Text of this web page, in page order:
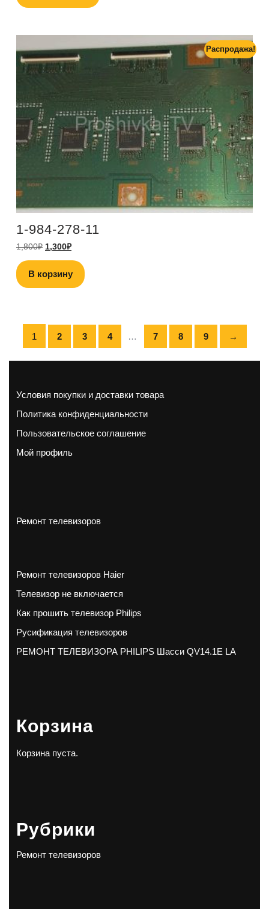
Распродажа!
1-984-278-11
1,800₽ 1,300₽
В корзину
1 2 3 4 … 7 8 9 →
Условия покупки и доставки товара
Политика конфиденциальности
Пользовательское соглашение
Мой профиль
Ремонт телевизоров
Ремонт телевизоров Haier
Телевизор не включается
Как прошить телевизор Philips
Русификация телевизоров
РЕМОНТ ТЕЛЕВИЗОРА PHILIPS Шасси QV14.1E LA
Корзина
Корзина пуста.
Рубрики
Ремонт телевизоров